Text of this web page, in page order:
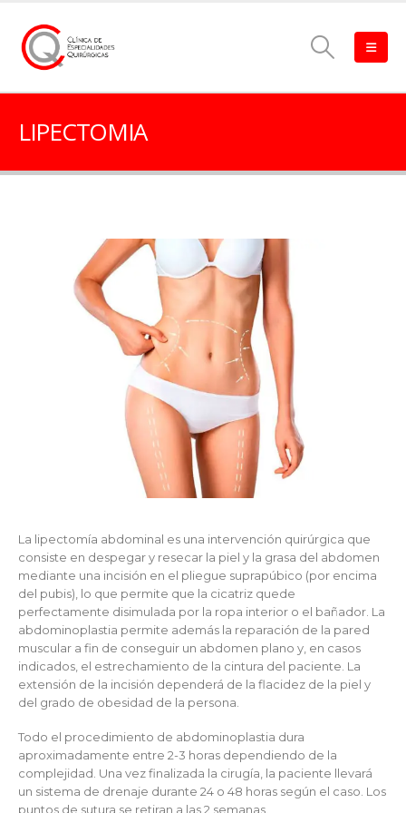
LIPECTOMIA
La lipectomía abdominal es una intervención quirúrgica que
consiste en despegar y resecar la piel y la grasa del abdomen
mediante una incisión en el pliegue suprapúbico (por encima
del pubis), lo que permite que la cicatriz quede
perfectamente disimulada por la ropa interior o el bañador. La
abdominoplastia permite además la reparación de la pared
muscular a fin de conseguir un abdomen plano y, en casos
indicados, el estrechamiento de la cintura del paciente. La
extensión de la incisión dependerá de la flacidez de la piel y
del grado de obesidad de la persona.
Todo el procedimiento de abdominoplastia dura
aproximadamente entre 2-3 horas dependiendo de la
complejidad. Una vez finalizada la cirugía, la paciente llevará
un sistema de drenaje durante 24 o 48 horas según el caso. Los
puntos de sutura se retiran a las 2 semanas.